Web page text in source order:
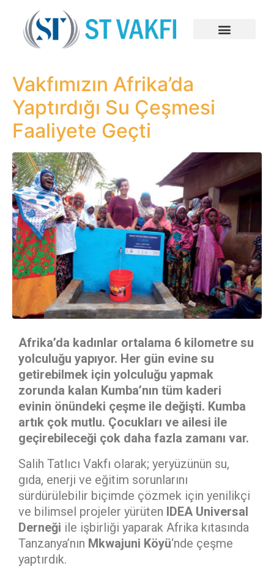
Vakfımızın Afrika’da
Yaptırdığı Su Çeşmesi
Faaliyete Geçti
Afrika’da kadınlar ortalama 6 kilometre su
yolculuğu yapıyor. Her gün evine su
getirebilmek için yolculuğu yapmak
zorunda kalan Kumba’nın tüm kaderi
evinin önündeki çeşme ile değişti. Kumba
artık çok mutlu. Çocukları ve ailesi ile
geçirebileceği çok daha fazla zamanı var.
Salih Tatlıcı Vakfı olarak; yeryüzünün su,
gıda, enerji ve eğitim sorunlarını
sürdürülebilir biçimde çözmek için yenilikçi
ve bilimsel projeler yürüten IDEA Universal
Derneği ile işbirliği yaparak Afrika kıtasında
Tanzanya’nın Mkwajuni Köyü‘nde çeşme
yaptırdık.